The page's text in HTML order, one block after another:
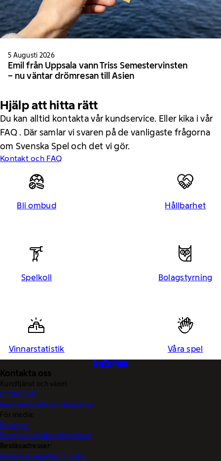
5 Augusti 2026
Emil från Uppsala vann Triss Semestervinsten
– nu väntar drömresan till Asien
Hjälp att hitta rätt
Du kan alltid kontakta vår kundservice. Eller kika i vår
FAQ . Där samlar vi svaren på de vanligaste frågorna
om Svenska Spel och det vi gör.
Kontakt och FAQ
Bli ombud Hållbarhet
Spelkoll Bolagstyrning
Vinnarstatistik Våra spel
Kontakta oss
Kundtjänst och växel:
0770-11 11 11
kundservice@svenskaspel.se
För media:
Pressjour
Pressjour vinster och vinnare
Besöksadresser:
Norra Hansegatan 17, Visby